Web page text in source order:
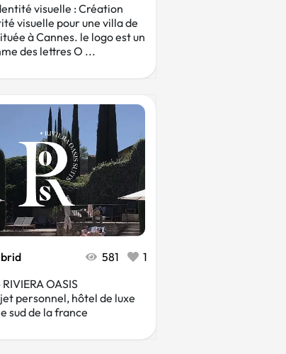
visuelle : Création
visuelle pour une villa de
à Cannes. le logo est un
des lettres O ...
581
1
OASIS
personnel, hôtel de luxe
sud de la france